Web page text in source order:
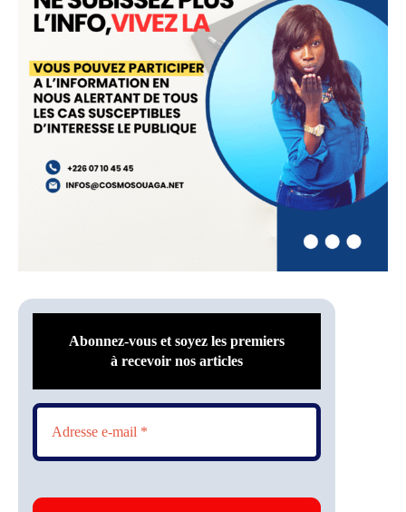
Abonnez-vous et soyez les premiers
à recevoir nos articles